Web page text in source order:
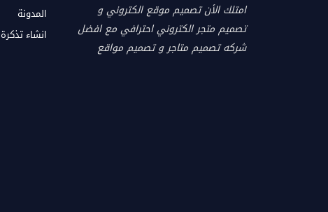
امتلك الأن تصميم موقع الكتروني و
تصميم متجر الكتروني احترافي مع افضل
شركه تصميم متاجر و تصميم مواقع
المدونة
انشاء تذكرة